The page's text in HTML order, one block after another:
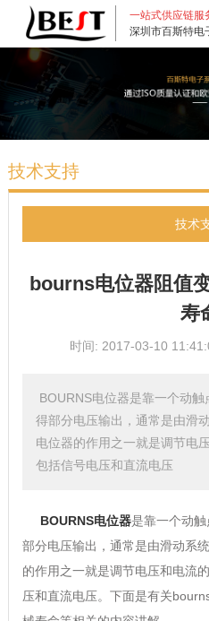
一站式供应链服
深圳市百斯特电
技术支持
技术
bourns电位器阻值
寿
时间: 2017-03-10
BOURNS电位器是靠一个动
得部分电压输出，通常是由滑
电位器的作用之一就是调节电
包括信号电压和直流电压
BOURNS电位器是靠一个动
部分电压输出，通常是由滑动系
的作用之一就是调节电压和电流
压和直流电压。下面是有关